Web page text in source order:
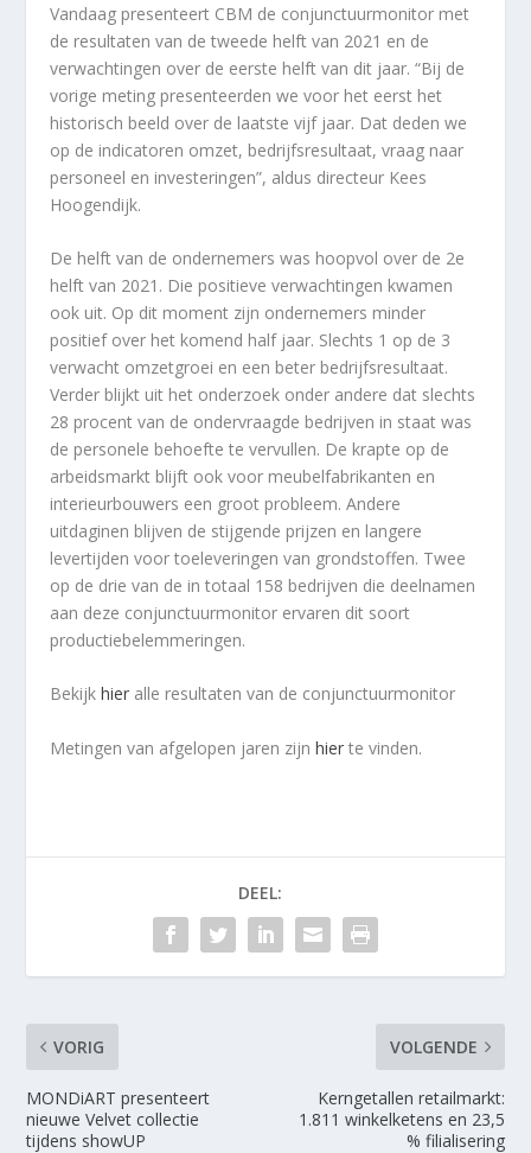
Vandaag presenteert CBM de conjunctuurmonitor met
de resultaten van de tweede helft van 2021 en de
verwachtingen over de eerste helft van dit jaar. “Bij de
vorige meting presenteerden we voor het eerst het
historisch beeld over de laatste vijf jaar. Dat deden we
op de indicatoren omzet, bedrijfsresultaat, vraag naar
personeel en investeringen”, aldus directeur Kees
Hoogendijk.
De helft van de ondernemers was hoopvol over de 2e
helft van 2021. Die positieve verwachtingen kwamen
ook uit. Op dit moment zijn ondernemers minder
positief over het komend half jaar. Slechts 1 op de 3
verwacht omzetgroei en een beter bedrijfsresultaat.
Verder blijkt uit het onderzoek onder andere dat slechts
28 procent van de ondervraagde bedrijven in staat was
de personele behoefte te vervullen. De krapte op de
arbeidsmarkt blijft ook voor meubelfabrikanten en
interieurbouwers een groot probleem. Andere
uitdaginen blijven de stijgende prijzen en langere
levertijden voor toeleveringen van grondstoffen. Twee
op de drie van de in totaal 158 bedrijven die deelnamen
aan deze conjunctuurmonitor ervaren dit soort
productiebelemmeringen.
Bekijkhier alle resultaten van de conjunctuurmonitor
Metingen van afgelopen jaren zijnhier te vinden.
DEEL:
VORIG
MONDiART presenteert
nieuwe Velvet collectie
tijdens showUP
VOLGENDE
Kerngetallen retailmarkt:
1.811 winkelketens en 23,5
% filialisering